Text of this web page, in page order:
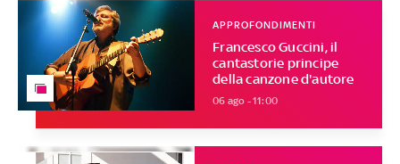
Francesco Guccini, il
cantastorie principe
della canzone d'autore
APPROFONDIMENTI
06 ago - 11:00